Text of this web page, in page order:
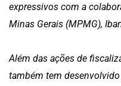
expressivos com a
Minas Gerais (MPMG),
Além das ações de
também tem